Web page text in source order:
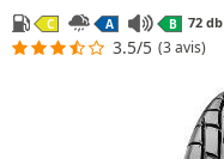
C A B 72 db
3.5/5 (3 avis)